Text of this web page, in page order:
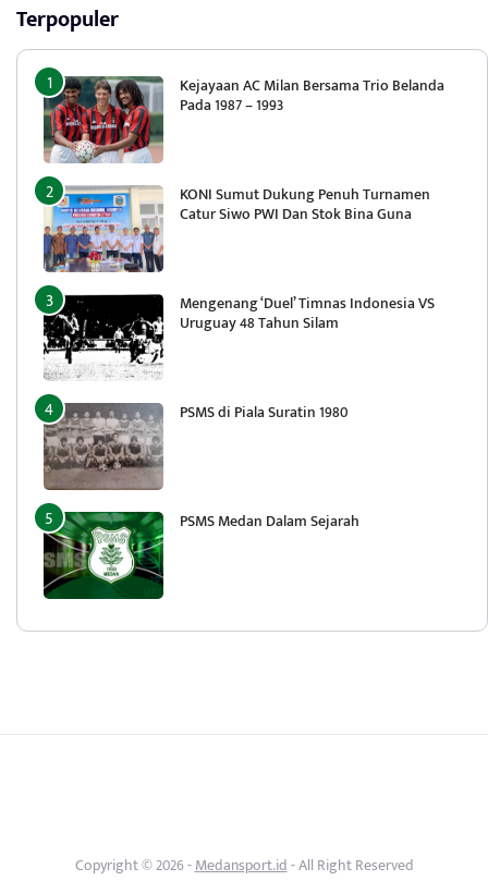
Terpopuler
Kejayaan AC Milan Bersama Trio Belanda
Pada 1987 – 1993
KONI Sumut Dukung Penuh Turnamen
Catur Siwo PWI Dan Stok Bina Guna
Mengenang ‘Duel’ Timnas Indonesia VS
Uruguay 48 Tahun Silam
PSMS di Piala Suratin 1980
PSMS Medan Dalam Sejarah
Copyright © 2026 -Medansport.id- All Right Reserved